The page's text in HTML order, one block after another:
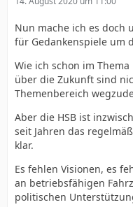
Nun mache ich es doch
für Gedankenspiele um
Wie ich schon im Thema
über die Zukunft sind
Themenbereich
Aber die HSB ist
seit Jahren das
klar.
Es fehlen Visionen, es
an betriebsfähigen
politischen